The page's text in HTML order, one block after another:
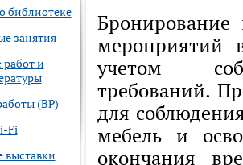
библиотеке
занятия
и
(ВР)
Fi
выставки
мероприятий
учетом
требований.
для
мебель и
окончания